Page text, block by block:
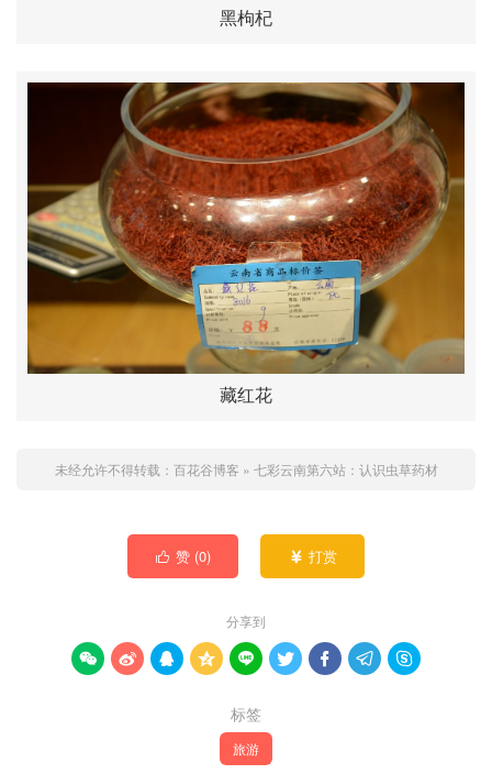
黑枸杞
藏红花
未经允许不得转载： 百花谷博客 » 七彩云南第六站：认识虫草药材
 赞 (0)  打赏
分享到
        
标签
旅游